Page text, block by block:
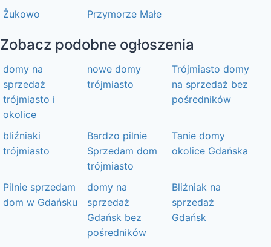
Żukowo
Przymorze Małe
Zobacz podobne ogłoszenia
domy na
sprzedaż
trójmiasto i
okolice
nowe domy
trójmiasto
Trójmiasto domy
na sprzedaż bez
pośredników
bliźniaki
trójmiasto
Bardzo pilnie
Sprzedam dom
trójmiasto
Tanie domy
okolice Gdańska
Pilnie sprzedam
dom w Gdańsku
domy na
sprzedaż
Gdańsk bez
pośredników
Bliźniak na
sprzedaż
Gdańsk